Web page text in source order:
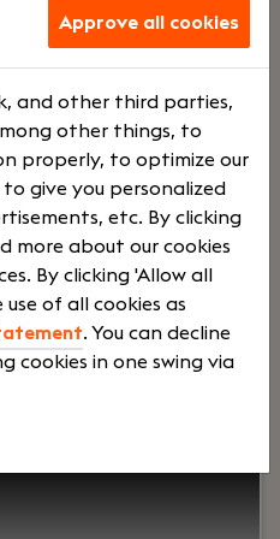
€
3500 -
€
5500
en
het om meer dan cijfers.
en ondernemers
ook om humor op de
werken al jaren
Approve all cookies
and other third parties,
other things, to
properly, to optimize our
give you personalized
etc. By clicking
more about our cookies
By clicking 'Allow all
of all cookies as
. You can decline
cookies in one swing via